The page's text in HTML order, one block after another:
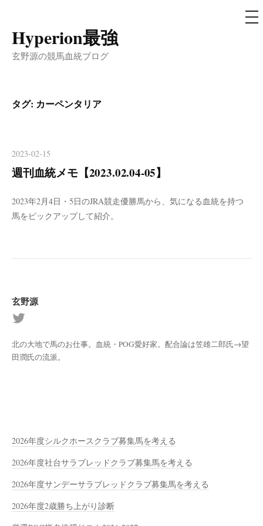
コ
ン
ツ
へ
ッ
プ
Hyperion最強
玄野源の競馬血統ブログ
メ
ニ
タグ: カーペンタリア
2023-02-15
週刊血統メモ【2023.02.04-05】
2023年2月4日・5日のJRA競走優勝馬から、気になる血統を持つ
馬をピックアップして紹介。
玄野源
北の大地で馬のお仕事。血統・POG愛好家。配合論は笠雄二郎氏→望
田潤氏の流派。
2026年度シルクホースクラブ募集馬を考える
2026年度社台サラブレッドクラブ募集馬を考える
2026年度サンデーサラブレッドクラブ募集馬を考える
2026年度2歳勝ち上がり診断